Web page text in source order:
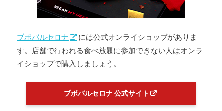
ブボバルセロナ
には公式オンライショップがありま
す。店舗で行われる食べ放題に参加できない人はオンラ
イショップで購入しましょう。
ブボバルセロナ 公式サイト